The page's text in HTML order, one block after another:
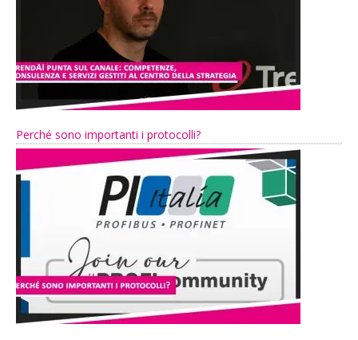
Perché sono importanti i protocolli?